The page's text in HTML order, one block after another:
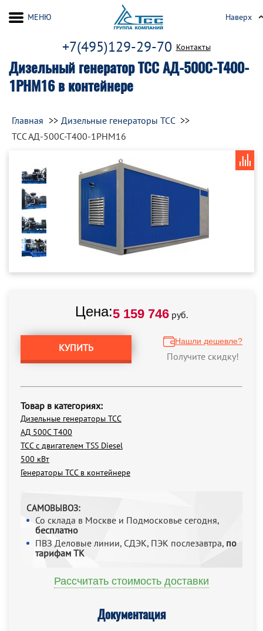
Дизельный генератор ТСС АД-500С-Т400-
1РНМ16 в контейнере
+7(495)129-29-70 Контакты
МЕНЮ Наверх
Главная
Дизельные генераторы ТСС
ТСС АД-500С-Т400-1РНМ16
Цена:5 159 746 руб.
КУПИТЬ
Нашли дешевле?
Получите скидку!
Товар в категориях:
Дизельные генераторы ТСС
АД 500С Т400
ТСС с двигателем TSS Diesel
500 кВт
Генераторы ТСС в контейнере
САМОВЫВОЗ:
Со склада в Москве и Подмосковье сегодня,
бесплатно
ПВЗ Деловые линии, СДЭК, ПЭК послезавтра, по
тарифам ТК
Рассчитать стоимость доставки
Документация